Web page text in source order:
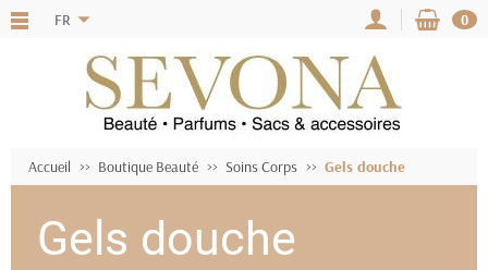
FR 0
Accueil Boutique Beauté Soins Corps Gels douche
Gels douche